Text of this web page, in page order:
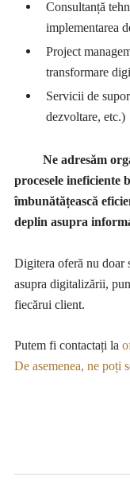
Consultanță
implementarea
Project
transformare
Servicii de
dezvoltare, etc.)
Ne adresăm
procesele ineficiente
îmbunătățească
deplin asupra
Digitera oferă nu doar
asupra digitalizării,
fiecărui client.
Putem fi contactați la
De asemenea, ne poți